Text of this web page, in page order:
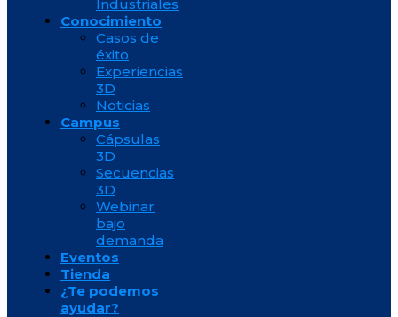
Industriales
Conocimiento
Casos de
éxito
Experiencias
3D
Noticias
Campus
Cápsulas
3D
Secuencias
3D
Webinar
bajo
demanda
Eventos
Tienda
¿Te podemos
ayudar?